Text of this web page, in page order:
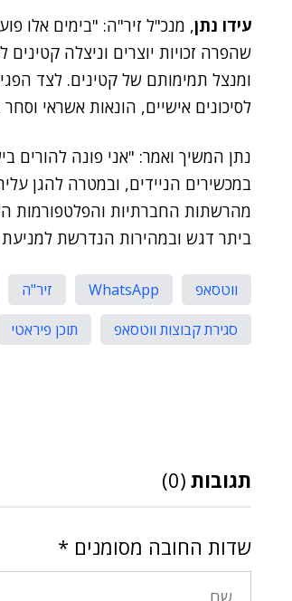
עידו נתן, מנכ"ל זיר"ה: "בימים אלו
שהפרה זכויות יוצרים וניצלה
ומנצל תמימותם של קטינים. לצד
לסיכונים אישיים, הונאות אשראי
נתן המשיך ואמר: "אני פונה להורים
במכשירים הניידים, ובמטרה להגן
מהרשתות החברתיות והפלטפורמות
ביתר דגש ובמהירות הנדרשת למניעת
ווטסאפ WhatsApp זיר"ה
סגירת קבוצות ווטסאפ
תוכן פיראטי
תגובות (0)
שדות החובה מסומנים *